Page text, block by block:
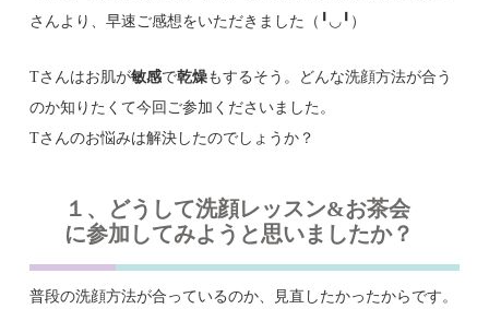
さんより、早速ご感想をいただきました（╹◡╹）
Tさんはお肌が敏感で乾燥もするそう。どんな洗顔方法が合う
のか知りたくて今回ご参加くださいました。
Tさんのお悩みは解決したのでしょうか？
１、どうして洗顔レッスン&お茶会
に参加してみようと思いましたか？
普段の洗顔方法が合っているのか、見直したかったからです。